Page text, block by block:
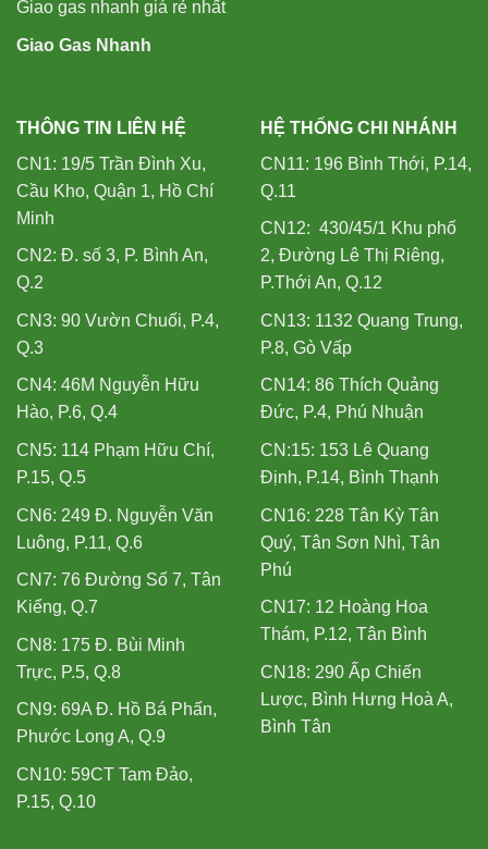
Giao gas nhanh giá rẻ nhất
Giao Gas Nhanh
THÔNG TIN LIÊN HỆ
CN1: 19/5 Trần Đình Xu,
Cầu Kho, Quận 1, Hồ Chí
Minh
CN2: Đ. số 3, P. Bình An,
Q.2
CN3: 90 Vườn Chuối, P.4,
Q.3
CN4: 46M Nguyễn Hữu
Hào, P.6, Q.4
CN5: 114 Phạm Hữu Chí,
P.15, Q.5
CN6: 249 Đ. Nguyễn Văn
Luông, P.11, Q.6
CN7: 76 Đường Số 7, Tân
Kiểng, Q.7
CN8: 175 Đ. Bùi Minh
Trực, P.5, Q.8
CN9: 69A Đ. Hồ Bá Phấn,
Phước Long A, Q.9
CN10: 59CT Tam Đảo,
P.15, Q.10
HỆ THỐNG CHI NHÁNH
CN11: 196 Bình Thới, P.14,
Q.11
CN12: 430/45/1 Khu phố
2, Đường Lê Thị Riêng,
P.Thới An, Q.12
CN13: 1132 Quang Trung,
P.8, Gò Vấp
CN14: 86 Thích Quảng
Đức, P.4, Phú Nhuận
CN:15: 153 Lê Quang
Định, P.14, Bình Thạnh
CN16: 228 Tân Kỳ Tân
Quý, Tân Sơn Nhì, Tân
Phú
CN17: 12 Hoàng Hoa
Thám, P.12, Tân Bình
CN18: 290 Ấp Chiến
Lược, Bình Hưng Hoà A,
Bình Tân